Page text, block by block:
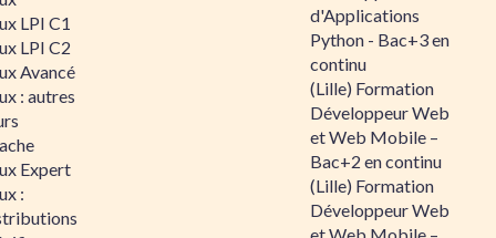
LPI C1
LPI C2
Avancé
: autres
Expert
:
d'Applications
Python - Bac+3 en
continu
(Lille) Formation
Développeur Web
et Web Mobile –
Bac+2 en continu
(Lille) Formation
Développeur Web